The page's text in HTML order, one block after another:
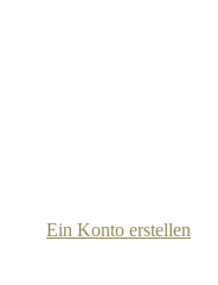
Ein Konto erstellen